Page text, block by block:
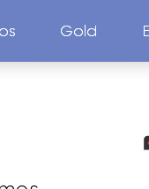
Gold